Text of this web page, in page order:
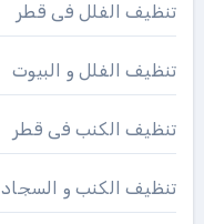
تنظيف الفلل فى قطر
تنظيف الفلل و البيوت
تنظيف الكنب فى قطر
تنظيف الكنب و السجاد